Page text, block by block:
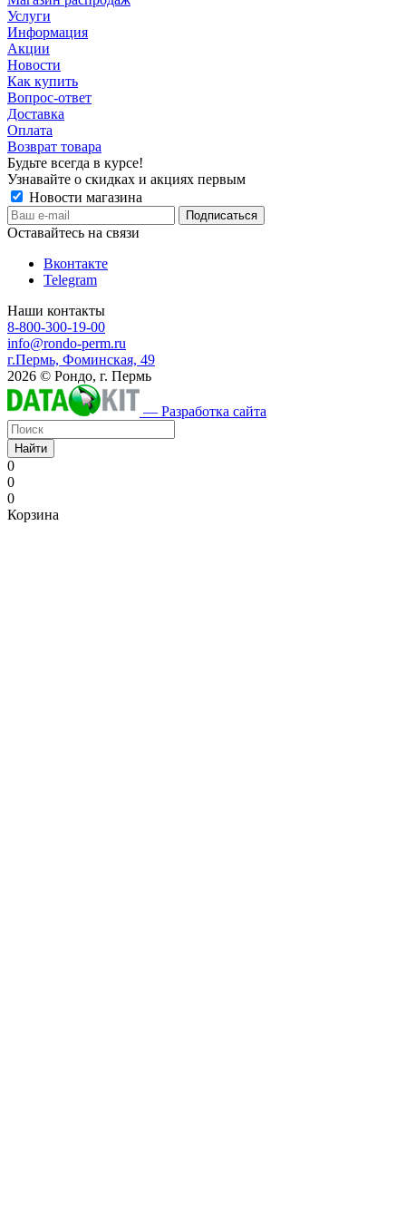
Услуги
Информация
Акции
Новости
Как купить
Вопрос-ответ
Доставка
Оплата
Возврат товара
Будьте всегда в курсе!
Узнавайте о скидках и акциях первым
Новости магазина
Оставайтесь на связи
Вконтакте
Telegram
Наши контакты
8-800-300-19-00
info@rondo-perm.ru
г.Пермь, Фоминская, 49
2026 © Рондо, г. Пермь
— Разработка сайта
Найти
0
0
0
Корзина